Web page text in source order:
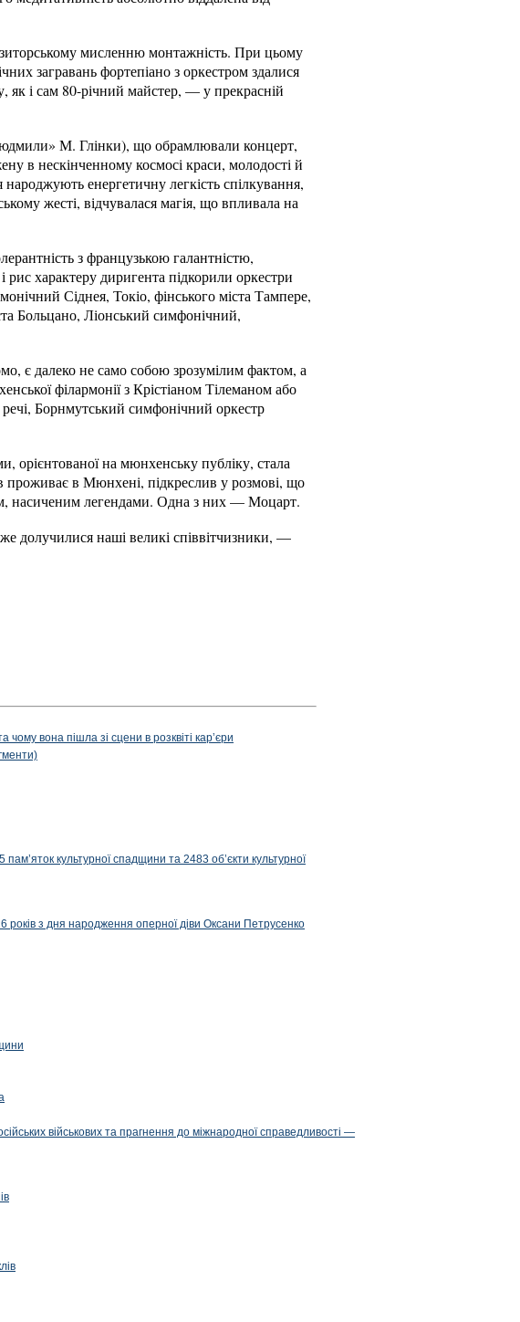
мисленню монтажність. При цьому
загравань фортепіано з оркестром здалися
як і сам 80-річний майстер, — у прекрасній
М. Глінки), що обрамлювали концерт,
в нескінченному космосі краси, молодості й
енергетичну легкість спілкування,
жесті, відчувалася магія, що впливала на
з французькою галантністю,
характеру диригента підкорили оркестри
Сіднея, Токіо, фінського міста Тампере,
Больцано, Ліонський симфонічний,
є далеко не само собою зрозумілим фактом, а
філармонії з Крістіаном Тілеманом або
Борнмутський симфонічний оркестр
орієнтованої на мюнхенську публіку, стала
в Мюнхені, підкреслив у розмові, що
насиченим легендами. Одна з них — Моцарт.
долучилися наші великі співвітчизники, —
вона пішла зі сцени в розквіті карʼєри
культурної спадщини та 2483 об’єкти культурної
років з дня народження оперної діви Оксани Петрусенко
військових та прагнення до міжнародної справедливості —